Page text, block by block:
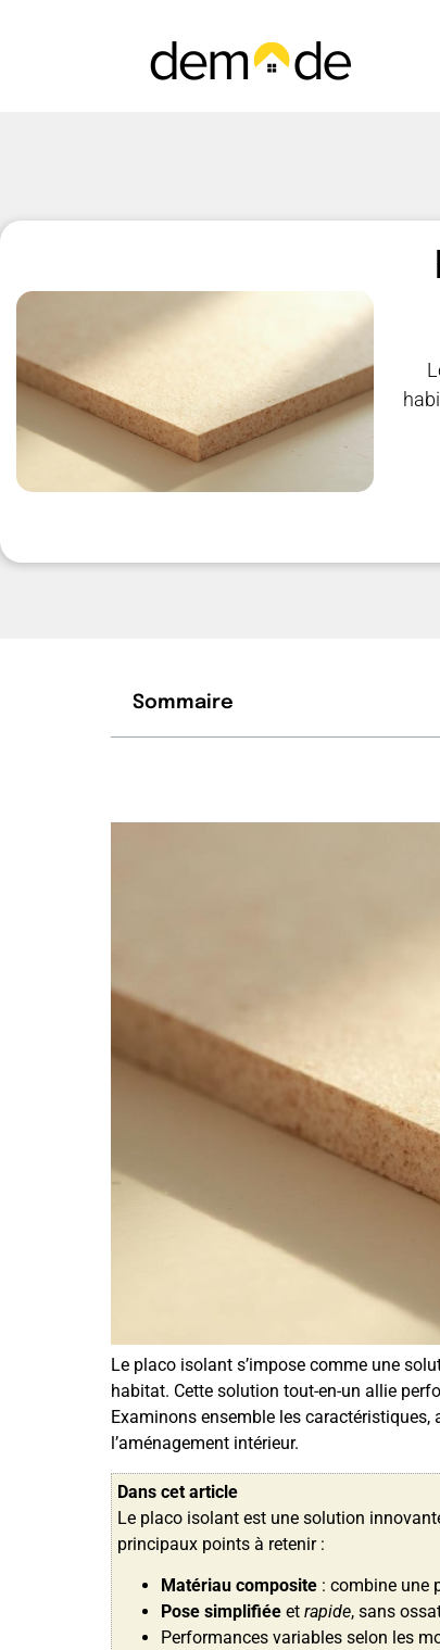
Sommaire
Le placo isolant s’impose comme une
habitat. Cette solution tout-en-un allie
Examinons ensemble les
l’aménagement intérieur.
Dans cet article
Le placo isolant est une solution
principaux points à retenir :
Matériau composite : combine une
Pose simplifiée et rapide, sans
Performances variables selon les